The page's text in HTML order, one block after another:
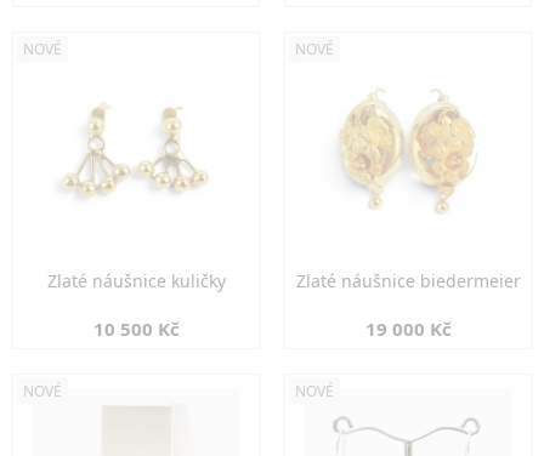
NOVÉ
Zlaté náušnice kuličky
10 500 Kč
NOVÉ
Zlaté náušnice biedermeier
19 000 Kč
NOVÉ NOVÉ